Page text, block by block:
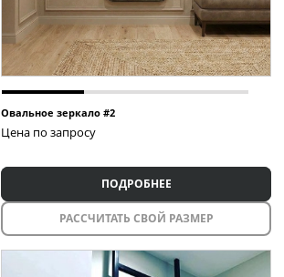
Овальное зеркало #2
Цена по запросу
ПОДРОБНЕЕ
РАССЧИТАТЬ СВОЙ РАЗМЕР